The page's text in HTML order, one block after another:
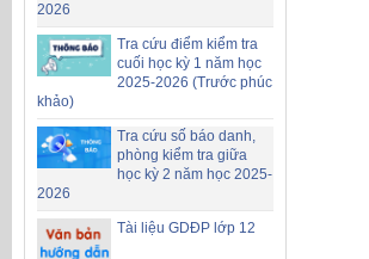
2026
Tra cứu điểm kiểm tra
cuối học kỳ 1 năm học
2025-2026 (Trước phúc
khảo)
Tra cứu số báo danh,
phòng kiểm tra giữa
học kỳ 2 năm học 2025-
2026
Tài liệu GDĐP lớp 12